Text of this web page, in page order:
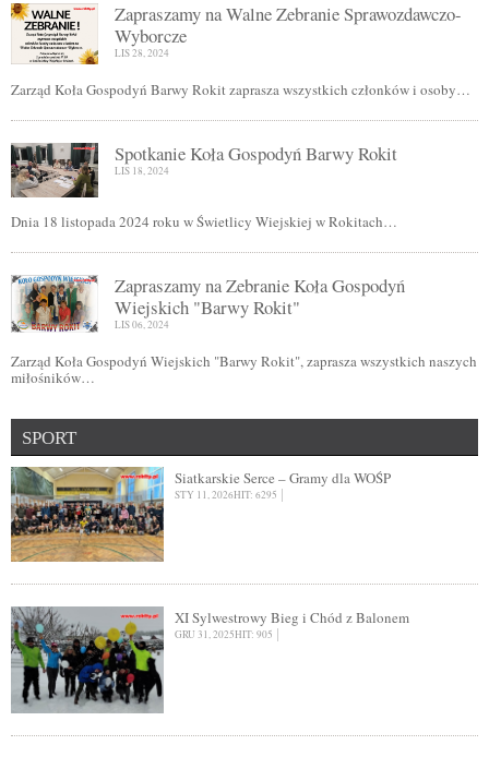
Zapraszamy na Walne Zebranie Sprawozdawczo-
Wyborcze
LIS 28, 2024
Zarząd Koła Gospodyń Barwy Rokit zaprasza wszystkich członków i osoby…
Spotkanie Koła Gospodyń Barwy Rokit
LIS 18, 2024
Dnia 18 listopada 2024 roku w Świetlicy Wiejskiej w Rokitach…
Zapraszamy na Zebranie Koła Gospodyń
Wiejskich "Barwy Rokit"
LIS 06, 2024
Zarząd Koła Gospodyń Wiejskich "Barwy Rokit", zaprasza wszystkich naszych
miłośników…
SPORT
Siatkarskie Serce – Gramy dla WOŚP
STY 11, 2026HIT: 6295
XI Sylwestrowy Bieg i Chód z Balonem
GRU 31, 2025HIT: 905